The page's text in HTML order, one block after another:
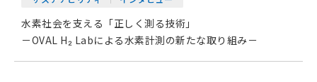
水素社会を支える「正しく測る技術」
－OVAL H₂ Labによる水素計測の新たな取り組み－